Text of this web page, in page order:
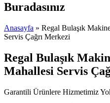
Buradasınız
Anasayfa » Regal Bulaşık
Servis Çağrı Merkezi
Regal Bulaşık
Mahallesi Servis
Garantili Ürünlere Hizmetimiz